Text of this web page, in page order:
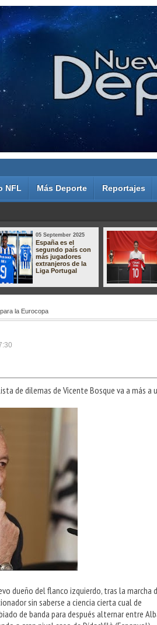
NFL Más Deporte Reportajes
05 September 2025
España es el
segundo país con
más jugadores
extranjeros de la
Liga Portugal
la Eurocopa
de dilemas de Vicente Bosque va a más a
dueño del flanco izquierdo, tras la marcha
sin saberse a ciencia cierta cual de
de banda para después alternar entre